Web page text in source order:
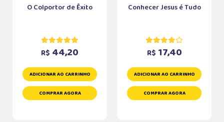
O Colportor de Êxito
R$ 44,20
ADICIONAR AO CARRINHO
COMPRAR AGORA
Conhecer Jesus é Tudo
R$ 17,40
ADICIONAR AO CARRINHO
COMPRAR AGORA